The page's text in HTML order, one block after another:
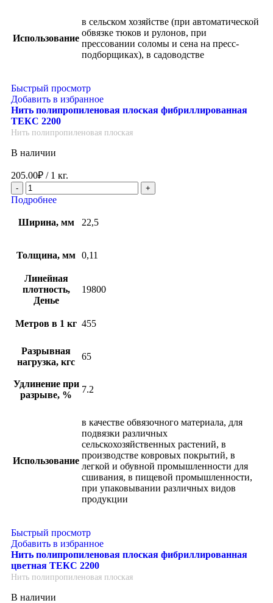
Использование
в сельском хозяйстве (при автоматической
обвязке тюков и рулонов, при
прессовании соломы и сена на пресс-
подборщиках), в садоводстве
Быстрый просмотр
Добавить в избранное
Нить полипропиленовая плоская фибриллированная
ТЕКС 2200
Нить полипропиленовая плоская
В наличии
205.00₽ / 1 кг.
Подробнее
Ширина, мм 22,5
Толщина, мм 0,11
Линейная
плотность,
Денье
19800
Метров в 1 кг 455
Разрывная
нагрузка, кгс
65
Удлинение при
разрыве, %
7.2
Использование
в качестве обвязочного материала, для
подвязки различных
сельскохозяйственных растений, в
производстве ковровых покрытий, в
легкой и обувной промышленности для
сшивания, в пищевой промышленности,
при упаковывании различных видов
продукции
Быстрый просмотр
Добавить в избранное
Нить полипропиленовая плоская фибриллированная
цветная ТЕКС 2200
Нить полипропиленовая плоская
В наличии